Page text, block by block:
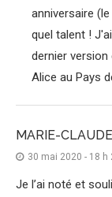
anniversaire
quel talent !
dernier
Alice au Pays
MARIE-CLAUDE
30 mai 2020 - 18 h
Je l’ai noté et